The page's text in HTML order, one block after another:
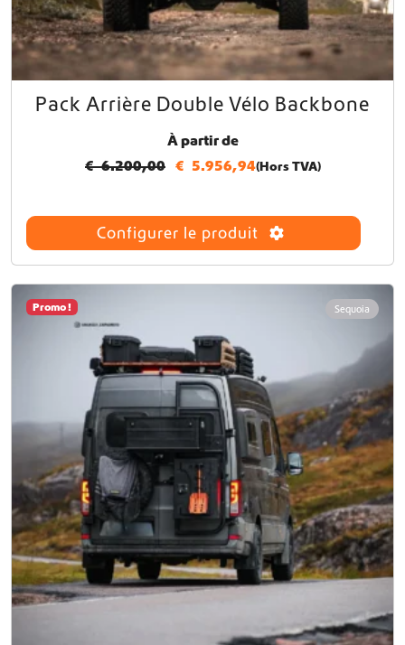
Pack Arrière Double Vélo Backbone
À partir de
€ 6.200,00 € 5.956,94(Hors TVA)
Configurer le produit
Sequoia
Promo !